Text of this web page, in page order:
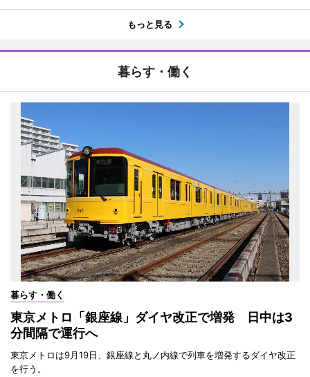
もっと見る
暮らす・働く
暮らす・働く
東京メトロ「銀座線」ダイヤ改正で増発 日中は3
分間隔で運行へ
東京メトロは9月19日、銀座線と丸ノ内線で列車を増発するダイヤ改正
を行う。